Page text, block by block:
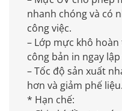
nhanh chóng và có
công việc.
– Lớp mực khô hoàn
công bản in ngay
– Tốc độ sản xuất
hơn và giảm phế liệu.
* Hạn chế: